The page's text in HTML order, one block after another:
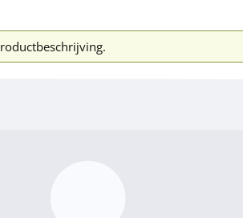
overslaan